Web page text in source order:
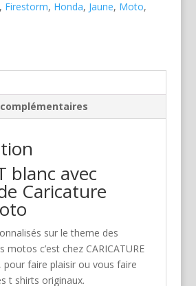
, Firestorm, Honda, Jaune, Moto,
blanc avec
Caricature
sur le theme des
motos c’est chez CARICATURE
pour faire plaisir ou vous faire
t shirts originaux.